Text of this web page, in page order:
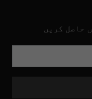
حاصل کریں